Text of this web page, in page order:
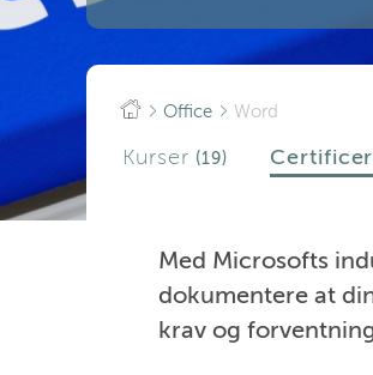
Office Word
Kurser (19)
Med Microsofts
dokumentere at
krav og